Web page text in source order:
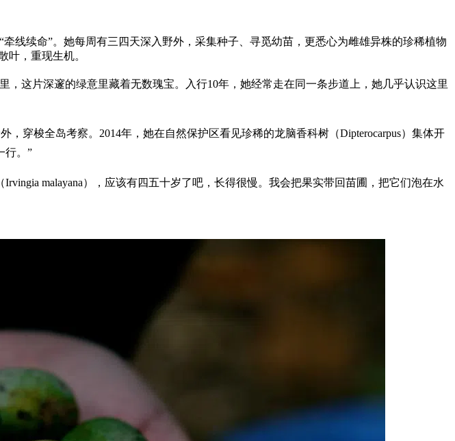
线续命”。她每周有三四天深入野外，采集种子、寻觅幼苗，更悉心为雌雄异株的珍稀植物
叶，重现生机。
这片深邃的绿意里藏着无数瑰宝。入行10年，她经常走在同一条步道上，她几乎认识这里
穿梭全岛考察。2014年，她在自然保护区看见珍稀的龙脑香科树（Dipterocarpus）集体开
行。”
malayana），应该有四五十岁了吧，长得很慢。我会把果实带回苗圃，把它们泡在水